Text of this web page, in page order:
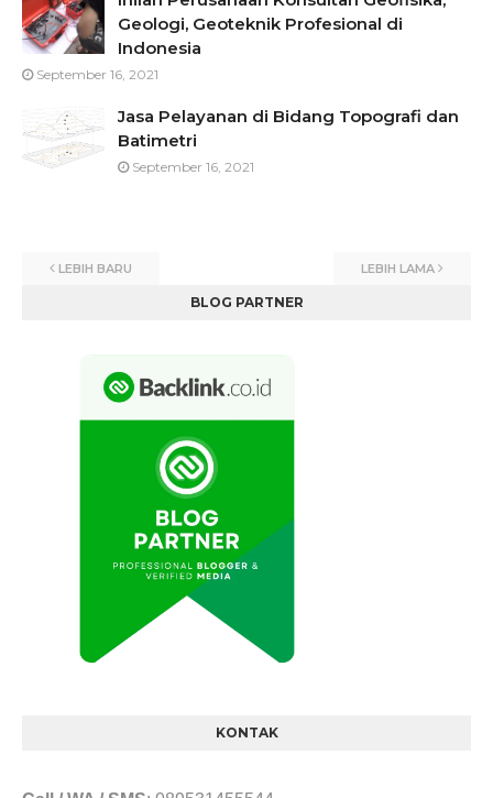
Geologi, Geoteknik Profesional di
Indonesia
September 16, 2021
Jasa Pelayanan di Bidang Topografi dan
Batimetri
September 16, 2021
LEBIH BARU LEBIH LAMA
BLOG PARTNER
KONTAK